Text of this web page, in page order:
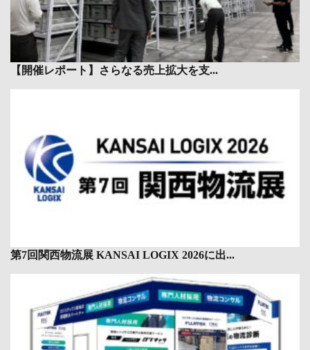
【開催レポート】さらなる売上拡大を支...
第7回関西物流展 KANSAI LOGIX 2026に出...